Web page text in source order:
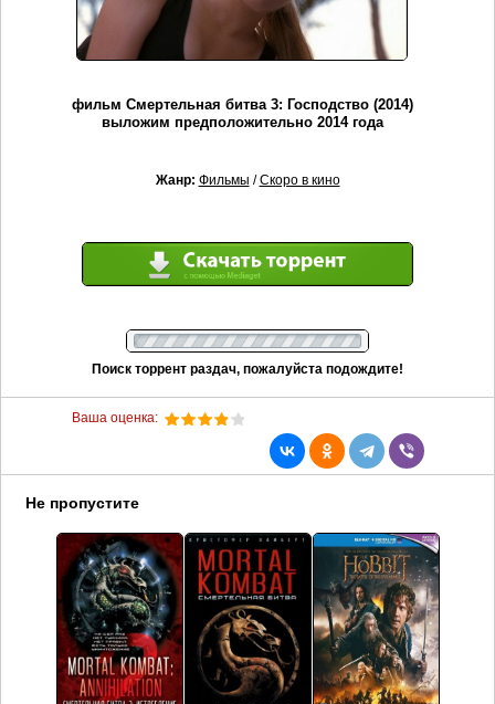
фильм Смертельная битва 3: Господство (2014)
выложим предположительно 2014 года
Жанр: Фильмы /Скоро в кино
Поиск торрент раздач, пожалуйста подождите!
Ваша оценка:
Не пропустите